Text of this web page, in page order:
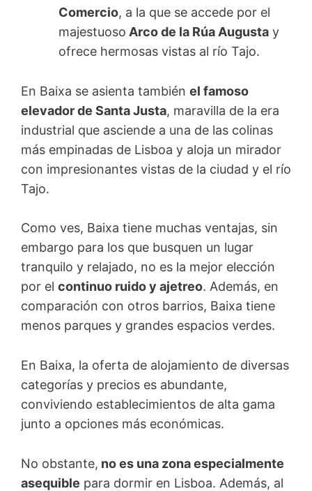
Comercio, a la que se accede por el
majestuoso Arco de la Rúa Augusta y
ofrece hermosas vistas al río Tajo.
En Baixa se asienta también el famoso
elevador de Santa Justa, maravilla de la era
industrial que asciende a una de las colinas
más empinadas de Lisboa y aloja un mirador
con impresionantes vistas de la ciudad y el río
Tajo.
Como ves, Baixa tiene muchas ventajas, sin
embargo para los que busquen un lugar
tranquilo y relajado, no es la mejor elección
por el continuo ruido y ajetreo. Además, en
comparación con otros barrios, Baixa tiene
menos parques y grandes espacios verdes.
En Baixa, la oferta de alojamiento de diversas
categorías y precios es abundante,
conviviendo establecimientos de alta gama
junto a opciones más económicas.
No obstante, no es una zona especialmente
asequible para dormir en Lisboa. Además, al